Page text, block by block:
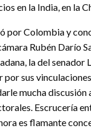
en la India, en la
por Colombia y
Rubén Darío
la del senador
por sus
mucha discusión
Escrucería
es flamante